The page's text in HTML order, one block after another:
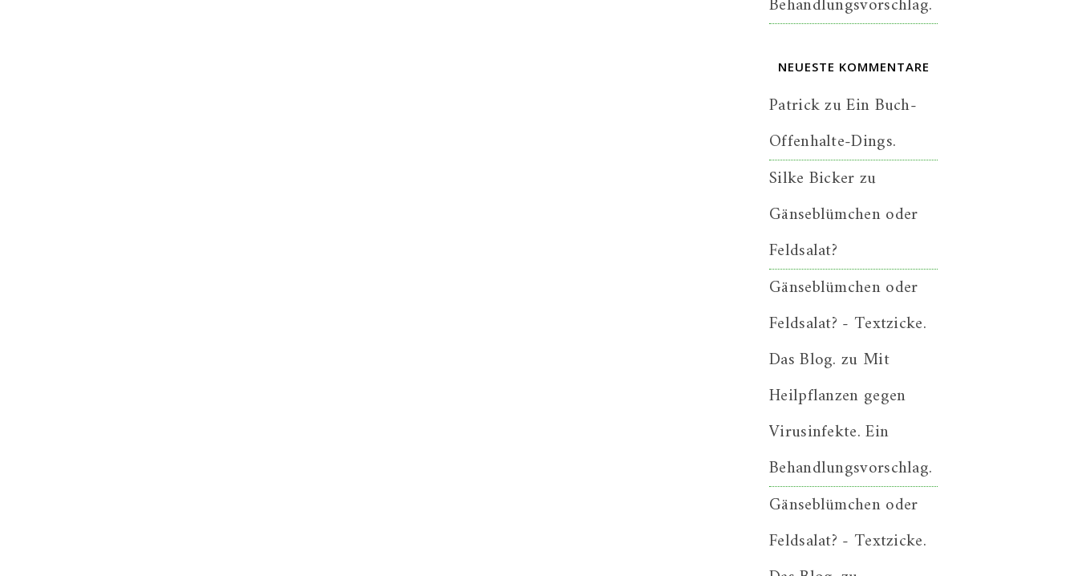
NEUESTE KOMMENTARE
PatrickzuEin Buch-
Offenhalte-Dings.
Silke Bickerzu
Gänseblümchen oder
Feldsalat?
Gänseblümchen oder
Feldsalat? - Textzicke.
Das Blog. zu Mit
Heilpflanzen gegen
Virusinfekte. Ein
Behandlungsvorschlag.
Gänseblümchen oder
Feldsalat? - Textzicke.